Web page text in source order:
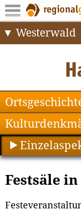
Westerwald
Festsäle